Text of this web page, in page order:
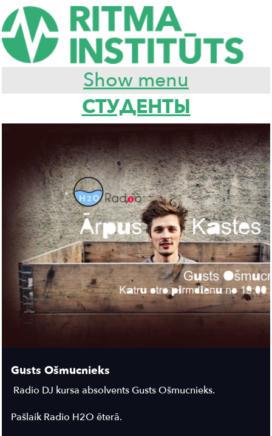
Show menu
СТУДЕНТЫ
Gusts Ošmucnieks
Radio DJ kursa absolvents Gusts Ošmucnieks.
Pašlaik Radio H2O ēterā.